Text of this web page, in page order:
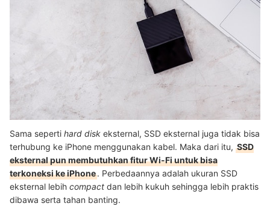
Sama seperti hard disk eksternal, SSD eksternal juga tidak bisa
terhubung ke iPhone menggunakan kabel. Maka dari itu, SSD
eksternal pun membutuhkan fitur Wi-Fi untuk bisa
terkoneksi ke iPhone. Perbedaannya adalah ukuran SSD
eksternal lebih compact dan lebih kukuh sehingga lebih praktis
dibawa serta tahan banting.